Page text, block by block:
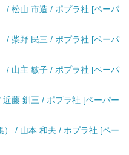
/ 松山 市造 / ポプラ社 [ペーパ
/ 柴野 民三 / ポプラ社 [ペーパ
/ 山主 敏子 / ポプラ社 [ペーパ
藤 釧三 / ポプラ社 [ペーパー
） / 山本 和夫 / ポプラ社 [ペー